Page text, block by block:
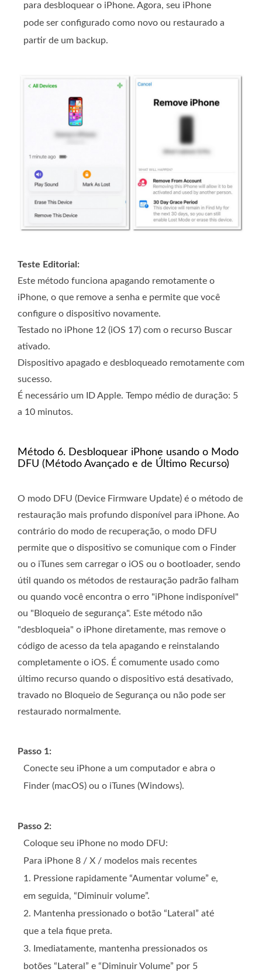
para desbloquear o iPhone. Agora, seu iPhone
pode ser configurado como novo ou restaurado a
partir de um backup.
Teste Editorial:
Este método funciona apagando remotamente o
iPhone, o que remove a senha e permite que você
configure o dispositivo novamente.
Testado no iPhone 12 (iOS 17) com o recurso Buscar
ativado.
Dispositivo apagado e desbloqueado remotamente com
sucesso.
É necessário um ID Apple. Tempo médio de duração: 5
a 10 minutos.
Método 6. Desbloquear iPhone usando o Modo
DFU (Método Avançado e de Último Recurso)
O modo DFU (Device Firmware Update) é o método de
restauração mais profundo disponível para iPhone. Ao
contrário do modo de recuperação, o modo DFU
permite que o dispositivo se comunique com o Finder
ou o iTunes sem carregar o iOS ou o bootloader, sendo
útil quando os métodos de restauração padrão falham
ou quando você encontra o erro "iPhone indisponível"
ou "Bloqueio de segurança". Este método não
"desbloqueia" o iPhone diretamente, mas remove o
código de acesso da tela apagando e reinstalando
completamente o iOS. É comumente usado como
último recurso quando o dispositivo está desativado,
travado no Bloqueio de Segurança ou não pode ser
restaurado normalmente.
Passo 1:
Conecte seu iPhone a um computador e abra o
Finder (macOS) ou o iTunes (Windows).
Passo 2:
Coloque seu iPhone no modo DFU:
Para iPhone 8 / X / modelos mais recentes
1. Pressione rapidamente “Aumentar volume” e,
em seguida, “Diminuir volume”.
2. Mantenha pressionado o botão “Lateral” até
que a tela fique preta.
3. Imediatamente, mantenha pressionados os
botões “Lateral” e “Diminuir Volume” por 5